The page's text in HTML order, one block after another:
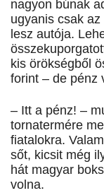
nagyon búnak
ugyanis csak
lesz autója.
kis örökségből
forint – de pénz
– Itt a pénz! –
tornatermére
fiatalokra.
sőt, kicsit még
hát magyar
volna.